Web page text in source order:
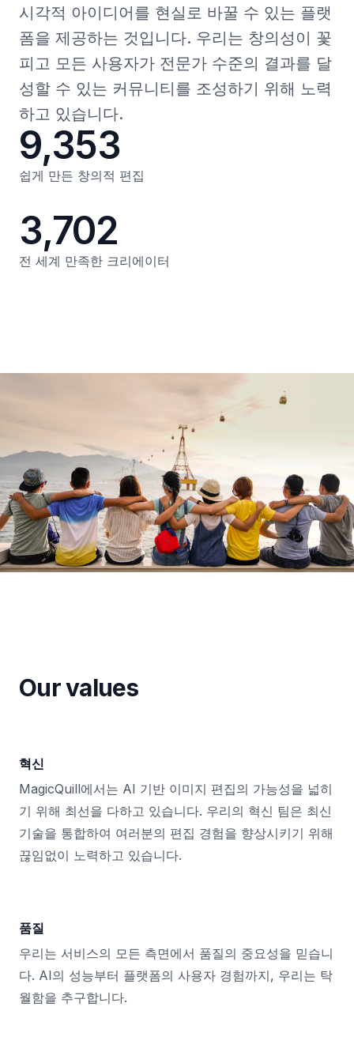
시각적 아이디어를 현실로 바꿀 수 있는 플랫
폼을 제공하는 것입니다. 우리는 창의성이 꽃
피고 모든 사용자가 전문가 수준의 결과를 달
성할 수 있는 커뮤니티를 조성하기 위해 노력
하고 있습니다.
쉽게 만든 창의적 편집
9,353
전 세계 만족한 크리에이터
3,702
Our values
혁신
MagicQuill에서는 AI 기반 이미지 편집의 가능성을 넓히
기 위해 최선을 다하고 있습니다. 우리의 혁신 팀은 최신
기술을 통합하여 여러분의 편집 경험을 향상시키기 위해
끊임없이 노력하고 있습니다.
품질
우리는 서비스의 모든 측면에서 품질의 중요성을 믿습니
다. AI의 성능부터 플랫폼의 사용자 경험까지, 우리는 탁
월함을 추구합니다.